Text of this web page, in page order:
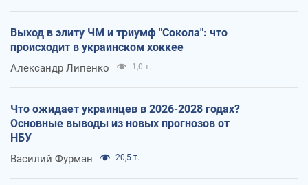
Выход в элиту ЧМ и триумф "Сокола": что
происходит в украинском хоккее
Александр Липенко 1,0 т.
Что ожидает украинцев в 2026-2028 годах?
Основные выводы из новых прогнозов от
НБУ
Василий Фурман 20,5 т.